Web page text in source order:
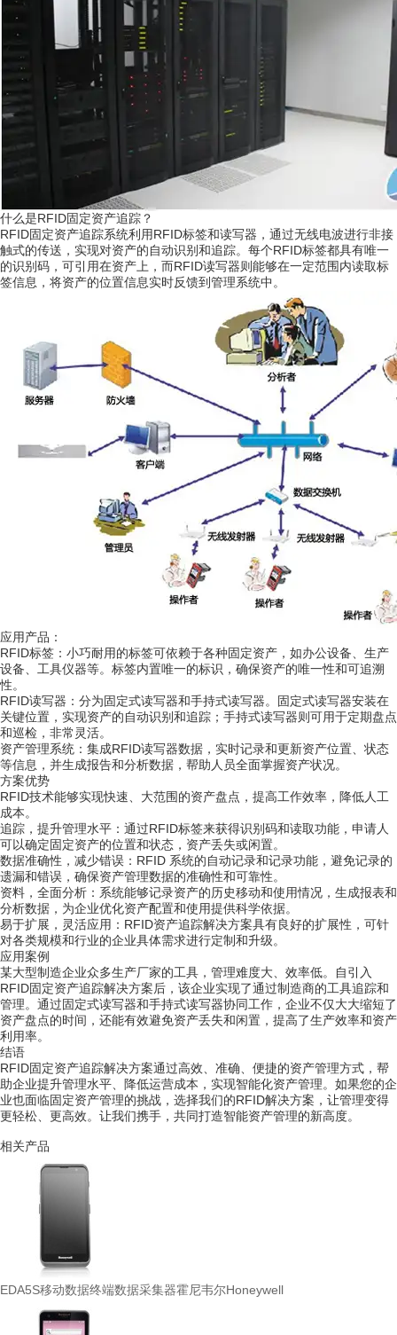
什么是RFID固定资产追踪？
RFID固定资产追踪系统利用RFID标签和读写器，通过无线电波进行非接
触式的传送，实现对资产的自动识别和追踪。每个RFID标签都具有唯一
的识别码，可引用在资产上，而RFID读写器则能够在一定范围内读取标
签信息，将资产的位置信息实时反馈到管理系统中。
应用产品：
RFID标签 ：小巧耐用的标签可依赖于各种固定资产，如办公设备、生产
设备、工具仪器等。标签内置唯一的标识，确保资产的唯一性和可追溯
性。
RFID读写器 ：分为固定式读写器和手持式读写器。固定式读写器安装在
关键位置，实现资产的自动识别和追踪；手持式读写器则可用于定期盘点
和巡检，非常灵活。
资产管理系统 ：集成RFID读写器数据，实时记录和更新资产位置、状态
等信息，并生成报告和分析数据，帮助人员全面掌握资产状况。
方案优势
RFID技术能够实现快速、大范围的资产盘点，提高工作效率，降低人工
成本。
追踪，提升管理水平 ：通过RFID标签来获得识别码和读取功能，申请人
可以确定固定资产的位置和状态，资产丢失或闲置。
数据准确性，减少错误 ：RFID 系统的自动记录和记录功能，避免记录的
遗漏和错误，确保资产管理数据的准确性和可靠性。
资料，全面分析 ：系统能够记录资产的历史移动和使用情况，生成报表和
分析数据，为企业优化资产配置和使用提供科学依据。
易于扩展，灵活应用 ：RFID资产追踪解决方案具有良好的扩展性，可针
对各类规模和行业的企业具体需求进行定制和升级。
应用案例
某大型制造企业众多生产厂家的工具，管理难度大、效率低。自引入
RFID固定资产追踪解决方案后，该企业实现了通过制造商的工具追踪和
管理。通过固定式读写器和手持式读写器协同工作，企业不仅大大缩短了
资产盘点的时间，还能有效避免资产丢失和闲置，提高了生产效率和资产
利用率。
结语
RFID固定资产追踪解决方案通过高效、准确、便捷的资产管理方式，帮
助企业提升管理水平、降低运营成本，实现智能化资产管理。如果您的企
业也面临固定资产管理的挑战，选择我们的RFID解决方案，让管理变得
更轻松、更高效。让我们携手，共同打造智能资产管理的新高度。
相关产品
EDA5S移动数据终端数据采集器霍尼韦尔Honeywell